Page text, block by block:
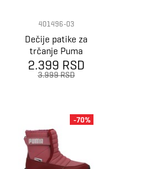
401496-03
Dečije patike za
trčanje Puma
Adaptor Match
V Ps
2.399 RSD
3.999 RSD
-70%